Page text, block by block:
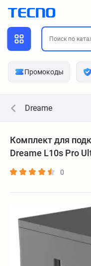
Промокоды
Dreame
Комплект для
Dreame L10s Pro
0